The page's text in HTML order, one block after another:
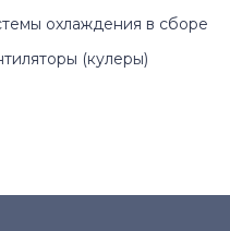
охлаждения в сборе
(кулеры)